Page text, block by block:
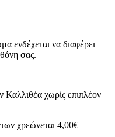
ενδέχεται να διαφέρει
σας.
χωρίς επιπλέον
χρεώνεται 4,00€